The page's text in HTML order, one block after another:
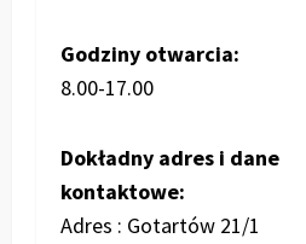
Godziny otwarcia:
8.00-17.00
Dokładny adres i dane
kontaktowe:
Adres : Gotartów 21/1